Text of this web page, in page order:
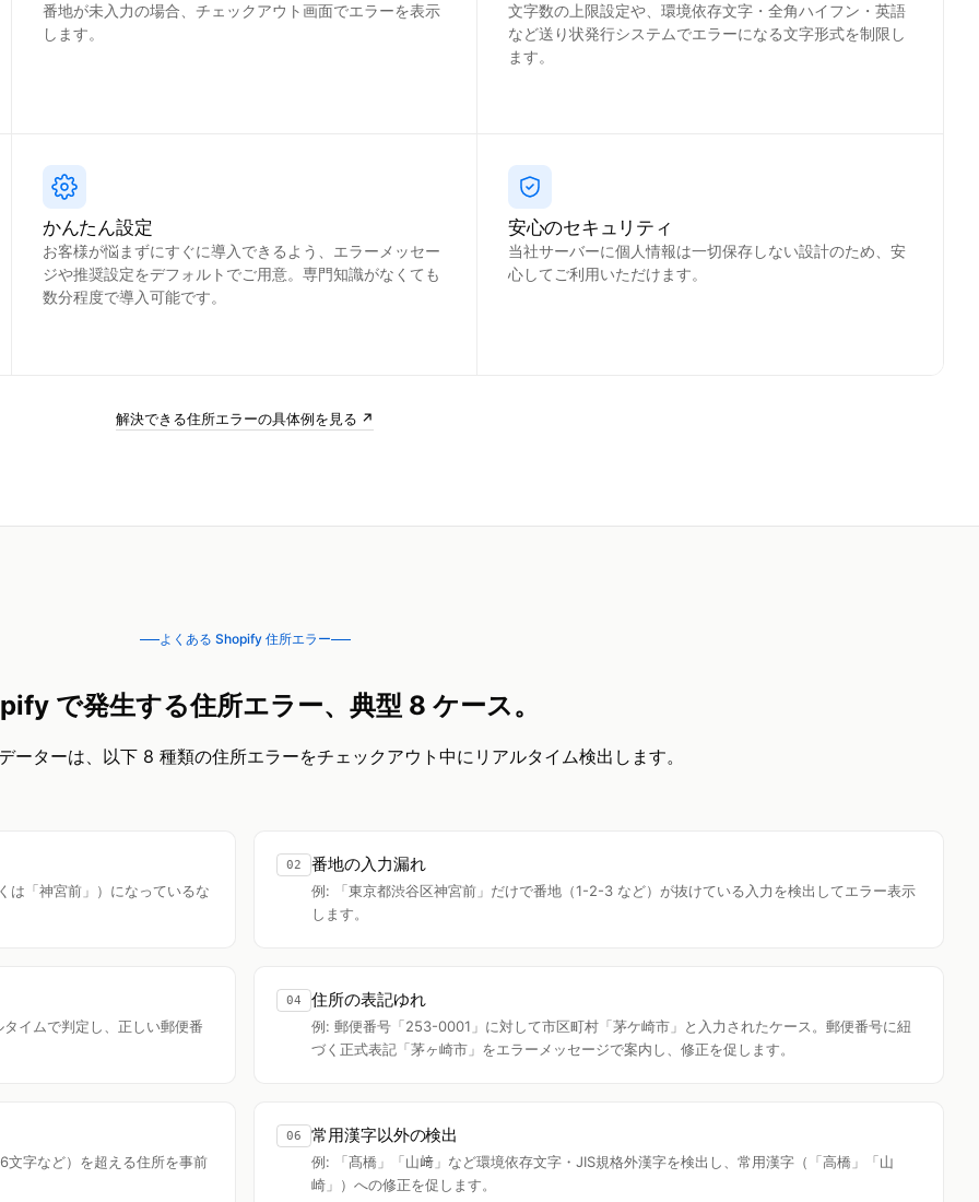
番地が未入力の場合、チェックアウト画面でエラーを表示
します。
文字数の上限設定や、環境依存文字・全角ハイフン・英語
など送り状発行システムでエラーになる文字形式を制限し
ます。
かんたん設定
お客様が悩まずにすぐに導入できるよう、エラーメッセー
ジや推奨設定をデフォルトでご用意。専門知識がなくても
数分程度で導入可能です。
安心のセキュリティ
当社サーバーに個人情報は一切保存しない設計のため、安
心してご利用いただけます。
解決できる住所エラーの具体例を見る ↗
よくある Shopify 住所エラー
で発生する住所エラー、典型 8 ケース。
ーターは、以下 8 種類の住所エラーをチェックアウト中にリアルタイム検出します。
は「神宮前」）になっているな
02 番地の入力漏れ
例: 「東京都渋谷区神宮前」だけで番地（1-2-3 など）が抜けている入力を検出してエラー表示
します。
イムで判定し、正しい郵便番
04 住所の表記ゆれ
例: 郵便番号「253-0001」に対して市区町村「茅ケ崎市」と入力されたケース。郵便番号に紐
づく正式表記「茅ヶ崎市」をエラーメッセージで案内し、修正を促します。
文字など）を超える住所を事前
06 常用漢字以外の検出
例: 「髙橋」「山﨑」など環境依存文字・JIS規格外漢字を検出し、常用漢字（「高橋」「山
崎」）への修正を促します。